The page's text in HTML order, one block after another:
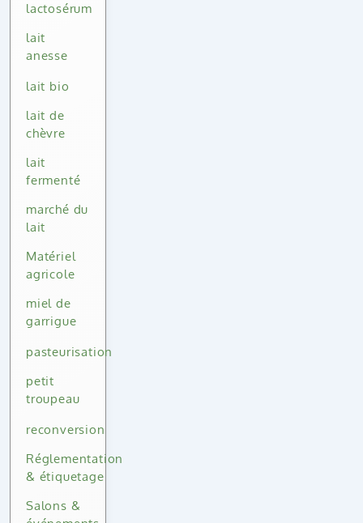
lactosérum
lait
anesse
lait bio
lait de
chèvre
lait
fermenté
marché du
lait
Matériel
agricole
miel de
garrigue
pasteurisation
petit
troupeau
reconversion
Réglementation
& étiquetage
Salons &